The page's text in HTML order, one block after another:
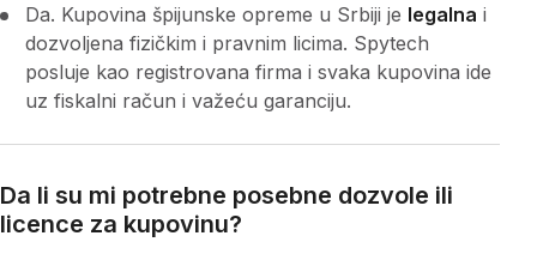
Da. Kupovina špijunske opreme u Srbiji je legalna i
dozvoljena fizičkim i pravnim licima. Spytech
posluje kao registrovana firma i svaka kupovina ide
uz fiskalni račun i važeću garanciju.
Da li su mi potrebne posebne dozvole ili
licence za kupovinu?